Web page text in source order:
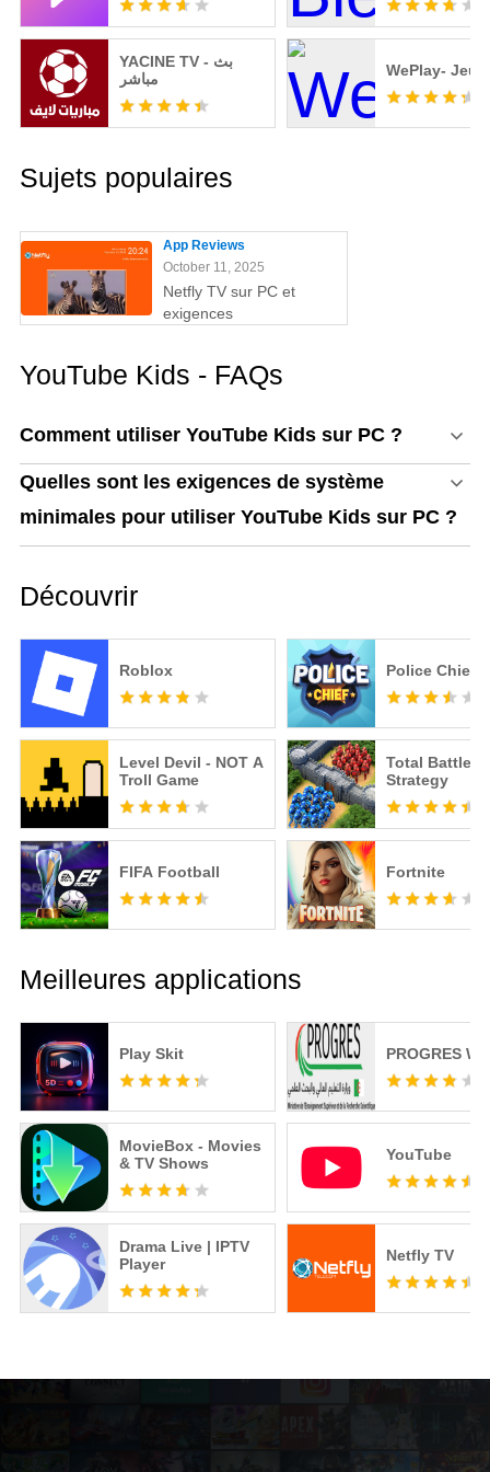
YACINE TV - بث
مباشر
WePlay- Jeu
Sujets populaires
App Reviews
October 11, 2025
Netfly TV sur PC et
exigences
YouTube Kids - FAQs
Comment utiliser YouTube Kids sur PC ?
Quelles sont les exigences de système
minimales pour utiliser YouTube Kids sur PC ?
Découvrir
Roblox Police Chief
Level Devil - NOT A
Troll Game
Total Battle:
Strategy
FIFA Football Fortnite
Meilleures applications
Play Skit
MovieBox - Movies
& TV Shows
Drama Live | IPTV
Player
PROGRES
YouTube
Netfly TV